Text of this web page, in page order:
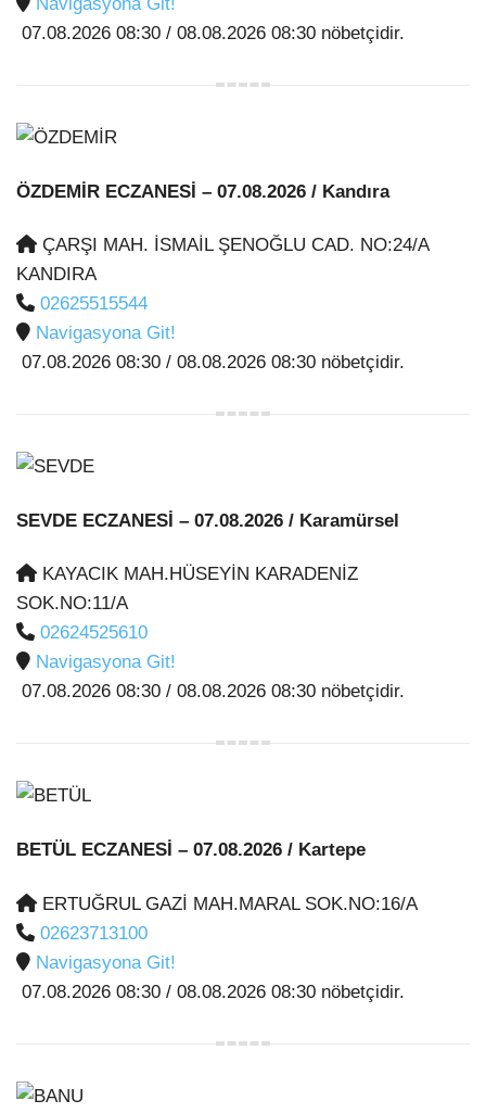
07.08.2026 08:30 / 08.08.2026 08:30 nöbetçidir.
ÖZDEMİR ECZANESİ – 07.08.2026 / Kandıra
ÇARŞI MAH. İSMAİL ŞENOĞLU CAD. NO:24/A
KANDIRA
02625515544
Navigasyona Git!
07.08.2026 08:30 / 08.08.2026 08:30 nöbetçidir.
SEVDE ECZANESİ – 07.08.2026 / Karamürsel
KAYACIK MAH.HÜSEYİN KARADENİZ
SOK.NO:11/A
02624525610
Navigasyona Git!
07.08.2026 08:30 / 08.08.2026 08:30 nöbetçidir.
BETÜL ECZANESİ – 07.08.2026 / Kartepe
ERTUĞRUL GAZİ MAH.MARAL SOK.NO:16/A
02623713100
Navigasyona Git!
07.08.2026 08:30 / 08.08.2026 08:30 nöbetçidir.